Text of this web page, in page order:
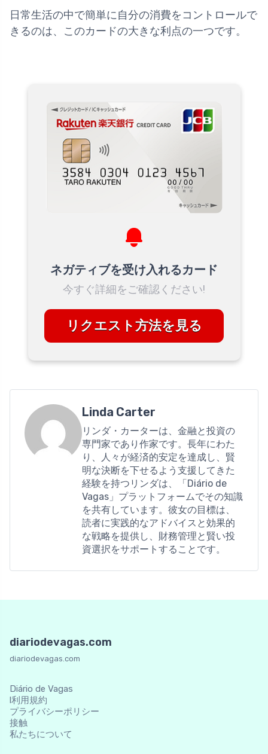
日常生活の中で簡単に自分の消費をコントロールで
きるのは、このカードの大きな利点の一つです。
ネガティブを受け入れるカード
今すぐ詳細をご確認ください!
リクエスト方法を見る
Linda Carter
リンダ・カーターは、金融と投資の
専門家であり作家です。長年にわた
り、人々が経済的安定を達成し、賢
明な決断を下せるよう支援してきた
経験を持つリンダは、「Diário de
Vagas」プラットフォームでその知識
を共有しています。彼女の目標は、
読者に実践的なアドバイスと効果的
な戦略を提供し、財務管理と賢い投
資選択をサポートすることです。
diariodevagas.com
diariodevagas.com
Diário de Vagas
l利用規約
プライバシーポリシー
接触
私たちについて